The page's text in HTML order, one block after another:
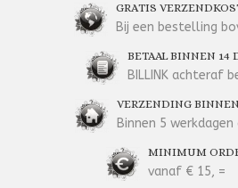
GRATIS
Bij een bestelling
BETAAL BINNEN 14
BILLINK achteraf
VERZENDING
Binnen 5
MINIMUM
vanaf € 15, =